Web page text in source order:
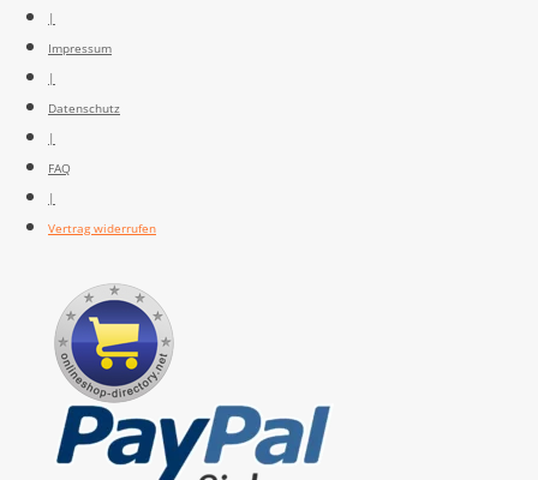
|
Impressum
|
Datenschutz
|
FAQ
|
Vertrag widerrufen